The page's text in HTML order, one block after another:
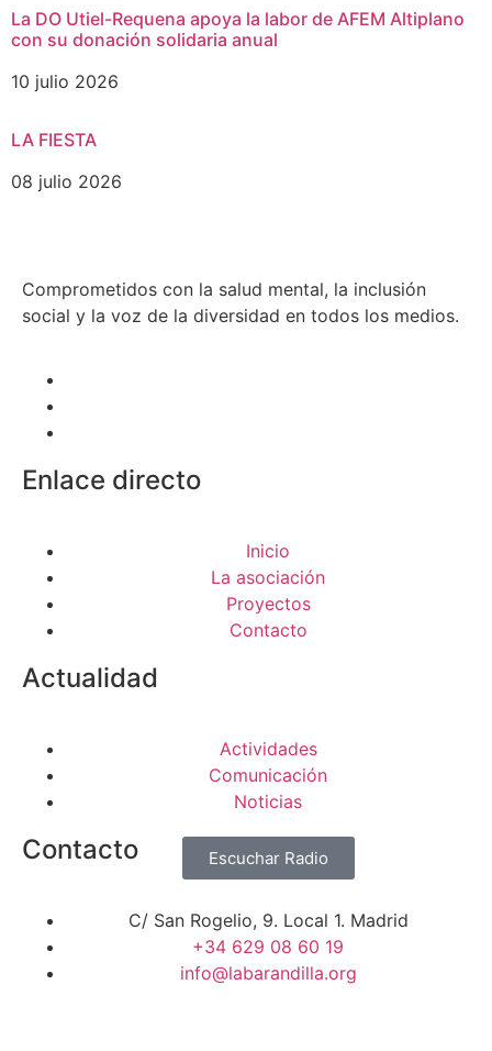
La DO Utiel-Requena apoya la labor de AFEM Altiplano
con su donación solidaria anual
10 julio 2026
LA FIESTA
08 julio 2026
Comprometidos con la salud mental, la inclusión
social y la voz de la diversidad en todos los medios.
Enlace directo
Inicio
La asociación
Proyectos
Contacto
Actualidad
Actividades
Comunicación
Noticias
Contacto
C/ San Rogelio, 9. Local 1. Madrid
+34 629 08 60 19
info@labarandilla.org
Escuchar Radio